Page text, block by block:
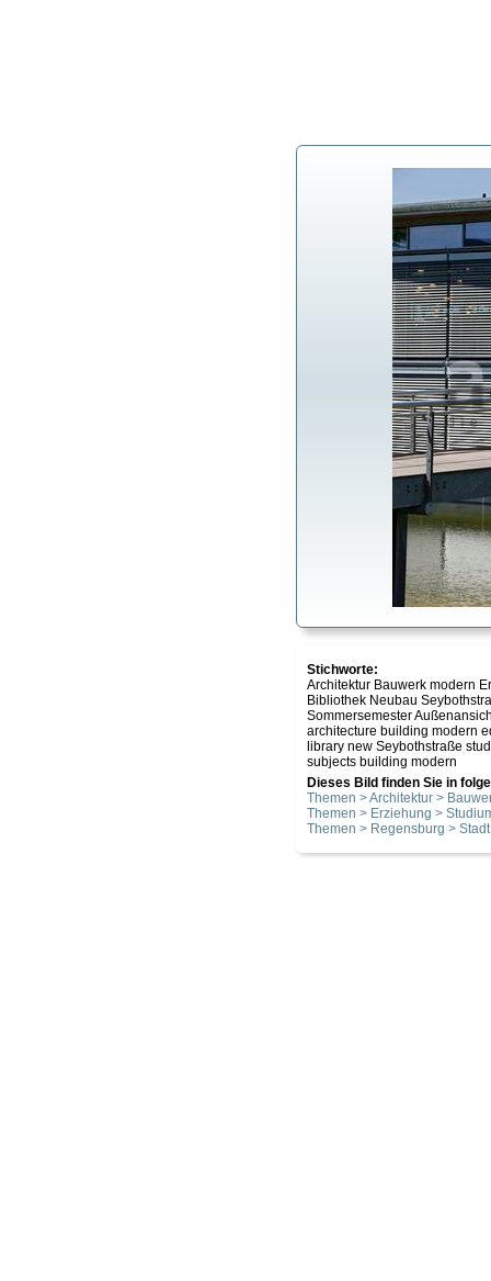
Stichworte:
Architektur Bauwerk modern
Bibliothek Neubau
Sommersemester
architecture building modern
library new Seybothstraße
subjects building modern
Dieses Bild finden Sie in
Themen > Architektur >
Themen > Erziehung >
Themen > Regensburg > Stadt